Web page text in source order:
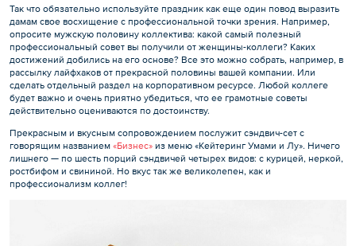
Так что обязательно используйте праздник как еще один повод выразить
дамам свое восхищение с профессиональной точки зрения. Например,
опросите мужскую половину коллектива: какой самый полезный
профессиональный совет вы получили от женщины-коллеги? Каких
достижений добились на его основе? Все это можно собрать, например, в
рассылку лайфхаков от прекрасной половины вашей компании. Или
сделать отдельный раздел на корпоративном ресурсе. Любой коллеге
будет важно и очень приятно убедиться, что ее грамотные советы
действительно оцениваются по достоинству.
Прекрасным и вкусным сопровождением послужит сэндвич-сет с
говорящим названием «Бизнес» из меню «Кейтеринг Умами и Лу». Ничего
лишнего — по шесть порций сэндвичей четырех видов: с курицей, неркой,
ростбифом и свининой. Но вкус так же великолепен, как и
профессионализм коллег!